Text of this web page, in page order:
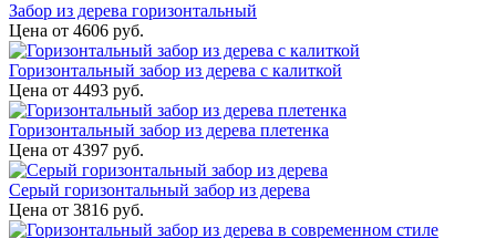
Забор из дерева горизонтальный
Цена от 4606 руб.
Горизонтальный забор из дерева с калиткой
Цена от 4493 руб.
Горизонтальный забор из дерева плетенка
Цена от 4397 руб.
Серый горизонтальный забор из дерева
Цена от 3816 руб.